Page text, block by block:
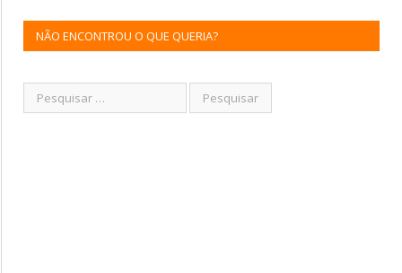
NÃO ENCONTROU O QUE QUERIA?